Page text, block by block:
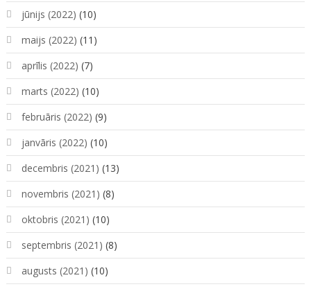
jūnijs (2022) (10)
maijs (2022) (11)
aprīlis (2022) (7)
marts (2022) (10)
februāris (2022) (9)
janvāris (2022) (10)
decembris (2021) (13)
novembris (2021) (8)
oktobris (2021) (10)
septembris (2021) (8)
augusts (2021) (10)